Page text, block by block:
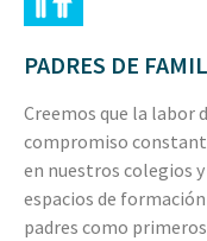
PADRES DE
Creemos que la labor
compromiso
en nuestros colegios
espacios de
padres como